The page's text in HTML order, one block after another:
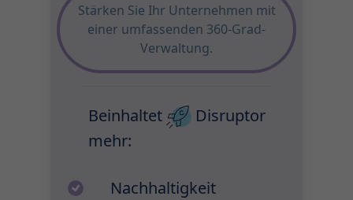
Stärken Sie Ihr Unternehmen mit
einer umfassenden 360-Grad-
Verwaltung.
Beinhaltet
Disruptor
mehr:
Nachhaltigkeit